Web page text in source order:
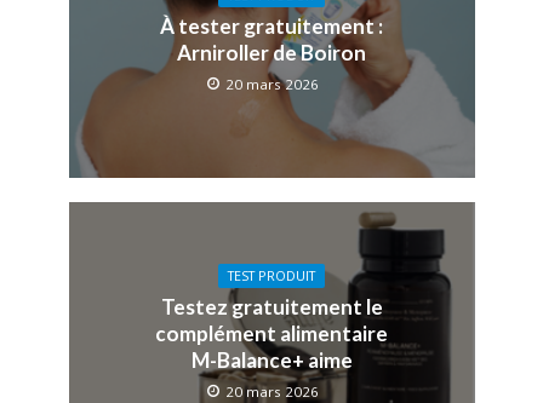
À tester gratuitement :
Arniroller de Boiron
20 mars 2026
TEST PRODUIT
Testez gratuitement le
complément alimentaire
M-Balance+ aime
20 mars 2026